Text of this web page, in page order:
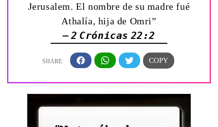
Jerusalem. El nombre de su madre fué
Athalía, hija de Omri”
— 2 Crónicas 22:2